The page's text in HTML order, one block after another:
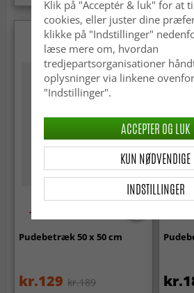
-30%
Pudebetræk 50 x 50 cm
kr.129 kr.189
Klik på "Acceptér & luk" for at
cookies, eller juster dine
klikke på "Indstillinger"
læse mere om, hvordan
tredjepartsorganisationer
oplysninger via linkene
"Indstillinger".
INDSTILLINGER
KUN NØDVENDIGE
ACCEPTER OG LUK